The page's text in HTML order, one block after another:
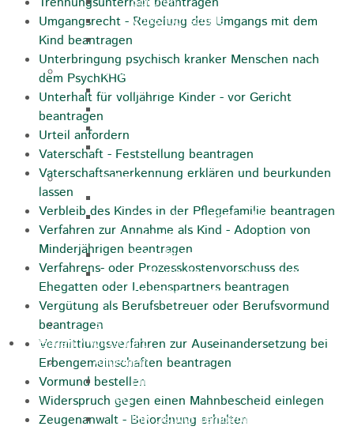
Volkshochschule
Stadtbibliothek
Gesundheit & Medizin
Notrufe
Notdienste
Apotheken
Kirchen
Evangelisch - Freikirchliche
Gemeinde
Kath. Kirchengemeinde St. Bernhard
Kath. Kirchengemeinde Mariä
Himmelfahrt Lautern
Stadtarchiv
Bauen / Wirtschaft
Allgemein
Energiegenossenschaft Rosenstein
eG
IHK Ostwürttemberg
Umgangsrecht - Regelung des Umgangs mit dem
Kind beantragen
Unterbringung psychisch kranker Menschen nach
dem PsychKHG
Unterhalt für volljährige Kinder - vor Gericht
beantragen
Urteil anfordern
Vaterschaft - Feststellung beantragen
Vaterschaftsanerkennung erklären und beurkunden
lassen
Verbleib des Kindes in der Pflegefamilie beantragen
Verfahren zur Annahme als Kind - Adoption von
Minderjährigen beantragen
Verfahrens- oder Prozesskostenvorschuss des
Ehegatten oder Lebenspartners beantragen
Vergütung als Berufsbetreuer oder Berufsvormund
beantragen
Vermittlungsverfahren zur Auseinandersetzung bei
Erbengemeinschaften beantragen
Vormund bestellen
Widerspruch gegen einen Mahnbescheid einlegen
Zeugenanwalt - Beiordnung erhalten